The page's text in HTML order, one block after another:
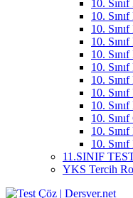
10.
10.
10.
10.
10.
10.
10.
10.
10.
10.
10.
10.
11.SINIF
YKS Tercih